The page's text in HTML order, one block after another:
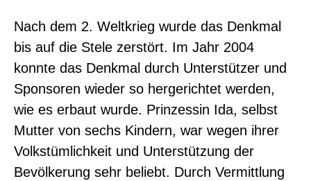
Nach dem 2. Weltkrieg wurde das Denkmal
bis auf die Stele zerstört. Im Jahr 2004
konnte das Denkmal durch Unterstützer und
Sponsoren wieder so hergerichtet werden,
wie es erbaut wurde. Prinzessin Ida, selbst
Mutter von sechs Kindern, war wegen ihrer
Volkstümlichkeit und Unterstützung der
Bevölkerung sehr beliebt. Durch Vermittlung